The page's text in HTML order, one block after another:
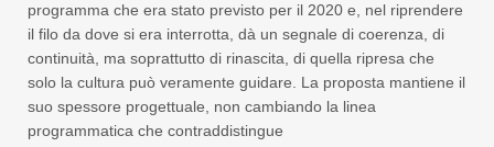
programma che era stato previsto per il 2020 e, nel riprendere
il filo da dove si era interrotta, dà un segnale di coerenza, di
continuità, ma soprattutto di rinascita, di quella ripresa che
solo la cultura può veramente guidare. La proposta mantiene il
suo spessore progettuale, non cambiando la linea
programmatica che contraddistingue